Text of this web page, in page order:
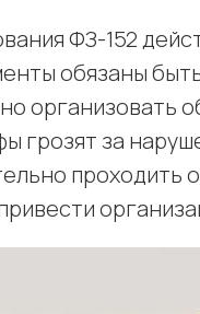
ФЗ-152
обязаны
организовать
грозят за
проходить